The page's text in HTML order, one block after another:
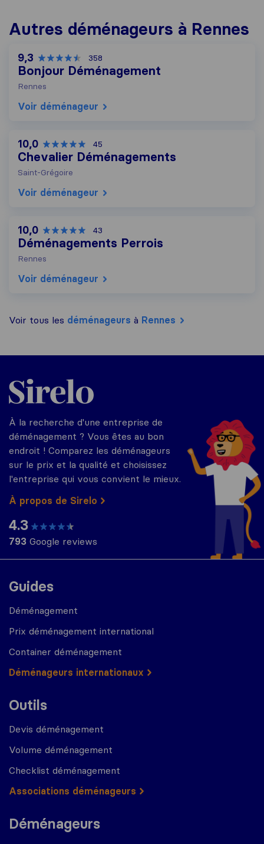
Autres déménageurs à Rennes
9,3 358
Bonjour Déménagement
Rennes
Voir déménageur
10,0 45
Chevalier Déménagements
Saint-Grégoire
Voir déménageur
10,0 43
Déménagements Perrois
Rennes
Voir déménageur
Voir tous les déménageurs à Rennes
Guides
Déménagement
Prix déménagement international
Container déménagement
Déménageurs internationaux
Outils
Devis déménagement
Volume déménagement
Checklist déménagement
Associations déménageurs
Déménageurs
Sirelo.fr
À la recherche d'une entreprise de
déménagement ? Vous êtes au bon
endroit ! Comparez les déménageurs
sur le prix et la qualité et choisissez
l'entreprise qui vous convient le mieux.
À propos de Sirelo
4.3
793 Google reviews